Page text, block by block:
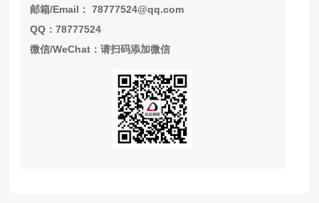
邮箱/Email： 78777524@qq.com
QQ：78777524
微信/WeChat：请扫码添加微信